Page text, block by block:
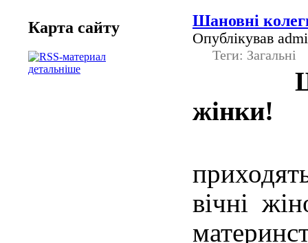
Карта сайту
детальніше
Шановні
Опублікував
Теги: Загальні
жінки!
вічні